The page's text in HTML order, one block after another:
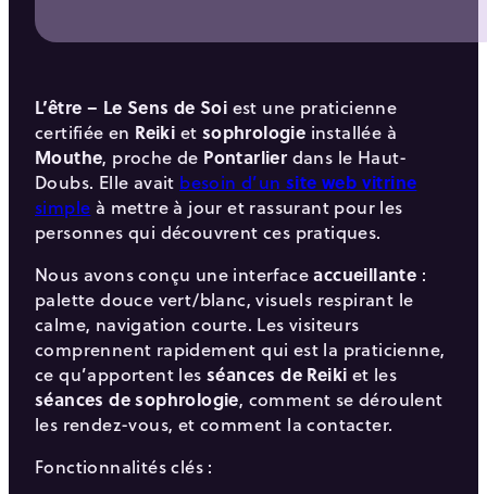
L’être – Le Sens de Soi est une praticienne
certifiée en Reiki et sophrologie installée à
Mouthe, proche de Pontarlierdans le Haut-
Doubs. Elle avait besoin d’unsite web vitrine
simple à mettre à jour et rassurant pour les
personnes qui découvrent ces pratiques.
Nous avons conçu une interfaceaccueillante :
palette douce vert/blanc, visuels respirant le
calme, navigation courte. Les visiteurs
comprennent rapidement qui est la praticienne,
ce qu’apportent les séances de Reiki et les
séances de sophrologie, comment se déroulent
les rendez-vous, et comment la contacter.
Fonctionnalités clés :